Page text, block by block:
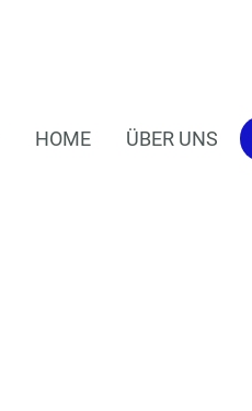
HOME ÜBER UNS